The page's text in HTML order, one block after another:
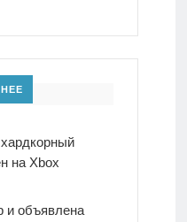
на Xbox
и объявлена